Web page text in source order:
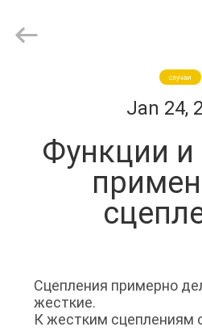
ПРОДУКТЫ
НАС
Ltd..
случаи
Jan 24,
Функции и
Сцепления примерно
жесткие.
К жестким сцеплениям